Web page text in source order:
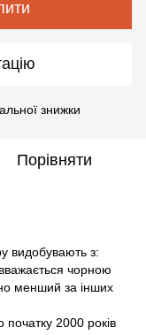
знижки
Порівняти
видобувають з:
чорною
менший за інших
початку 2000 років